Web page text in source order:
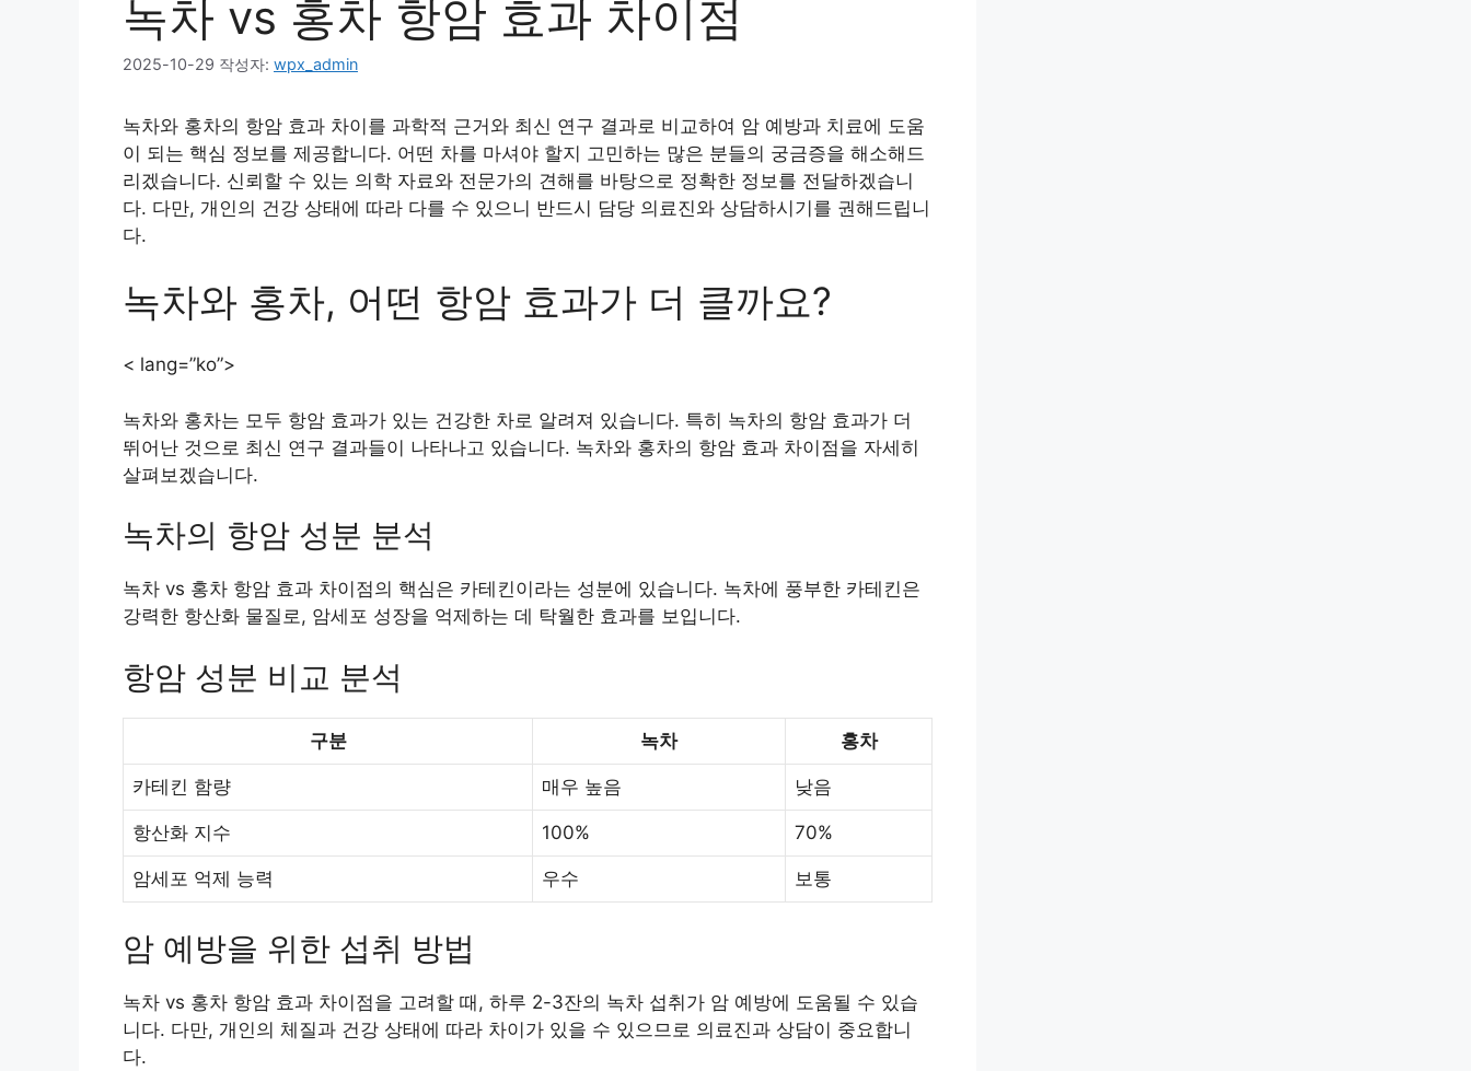
녹차 vs 홍차 항암 효과 차이점
2025-10-29 작성자: wpx_admin
녹차와 홍차의 항암 효과 차이를 과학적 근거와 최신 연구 결과로 비교하여 암 예방과 치료에 도움
이 되는 핵심 정보를 제공합니다. 어떤 차를 마셔야 할지 고민하는 많은 분들의 궁금증을 해소해드
리겠습니다. 신뢰할 수 있는 의학 자료와 전문가의 견해를 바탕으로 정확한 정보를 전달하겠습니
다. 다만, 개인의 건강 상태에 따라 다를 수 있으니 반드시 담당 의료진와 상담하시기를 권해드립니
다.
녹차와 홍차, 어떤 항암 효과가 더 클까요?
< lang=”ko”>
녹차와 홍차는 모두 항암 효과가 있는 건강한 차로 알려져 있습니다. 특히 녹차의 항암 효과가 더
뛰어난 것으로 최신 연구 결과들이 나타나고 있습니다. 녹차와 홍차의 항암 효과 차이점을 자세히
살펴보겠습니다.
녹차의 항암 성분 분석
녹차 vs 홍차 항암 효과 차이점의 핵심은 카테킨이라는 성분에 있습니다. 녹차에 풍부한 카테킨은
강력한 항산화 물질로, 암세포 성장을 억제하는 데 탁월한 효과를 보입니다.
항암 성분 비교 분석
구분 녹차 홍차
카테킨 함량 매우 높음 낮음
항산화 지수 100% 70%
암세포 억제 능력 우수 보통
암 예방을 위한 섭취 방법
녹차 vs 홍차 항암 효과 차이점을 고려할 때, 하루 2-3잔의 녹차 섭취가 암 예방에 도움될 수 있습
니다. 다만, 개인의 체질과 건강 상태에 따라 차이가 있을 수 있으므로 의료진과 상담이 중요합니
다.